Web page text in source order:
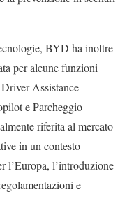
BYD ha inoltre
per alcune funzioni
Assistance
e Parcheggio
riferita al mercato
in un contesto
l’Europa, l’introduzione
e